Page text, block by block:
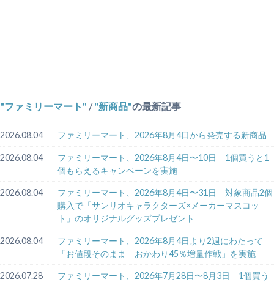
ファミリーマート / 新商品 の最新記事
2026.08.04 ファミリーマート、2026年8月4日から発売する新商品
2026.08.04
ファミリーマート、2026年8月4日〜10日 1個買うと1
個もらえるキャンペーンを実施
2026.08.04
ファミリーマート、2026年8月4日〜31日 対象商品2個
購入で「サンリオキャラクターズ×メーカーマスコッ
ト」のオリジナルグッズプレゼント
2026.08.04
ファミリーマート、2026年8月4日より2週にわたって
「お値段そのまま おかわり45％増量作戦」を実施
2026.07.28
ファミリーマート、2026年7月28日〜8月3日 1個買う